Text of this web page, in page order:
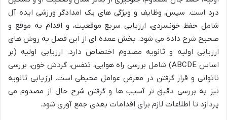
درد است. سپس، وظایف و ویژگی های یک امدادگر ورزشی ایده آل
شامل حفظ خونسردی، ارزیابی سریع موقعیت، و اقدام به موقع و
صحیح شرح داده می شود. بخش عمده ای از این فصل به روش های
ارزیابی اولیه و ثانویه مصدوم اختصاص دارد. ارزیابی اولیه (بر
اساس ABCDE) شامل بررسی راه هوایی، تنفس، گردش خون، بررسی
ناتوانی و قرار گرفتن در معرض عوامل محیطی است. ارزیابی ثانویه
نیز به بررسی دقیق تر آسیب ها و گرفتن شرح حال از مصدوم می
پردازد تا اطلاعات لازم برای اقدامات بعدی جمع آوری شود.